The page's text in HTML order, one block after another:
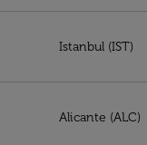
Istanbul (IST)
Alicante (ALC)